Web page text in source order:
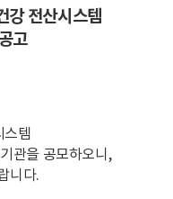
강 전산시스템
고
스템
관을 공모하오니,
니다.